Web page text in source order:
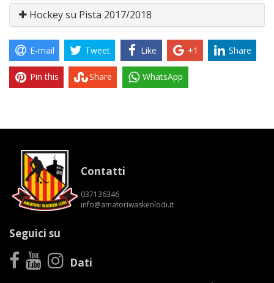
Hockey su Pista 2017/2018
E-mail Tweet Like +1 Share
Pin this Share WhatsApp
Contatti
037136346
info@amatoriwaskenlodi.it
Seguici su
Dati